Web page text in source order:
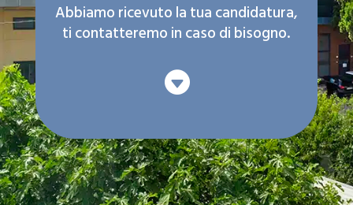
Abbiamo ricevuto la tua candidatura,
ti contatteremo in caso di bisogno.
